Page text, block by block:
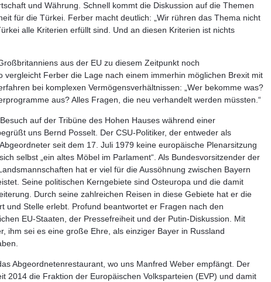
und Währung. Schnell kommt die Diskussion auf die Themen
für die Türkei. Ferber macht deutlich: „Wir rühren das Thema nicht
alle Kriterien erfüllt sind. Und an diesen Kriterien ist nichts
aus der EU zu diesem Zeitpunkt noch
vergleicht Ferber die Lage nach einem immerhin möglichen Brexit mit
bei komplexen Vermögensverhältnissen: „Wer bekomme was?
aus? Alles Fragen, die neu verhandelt werden müssten.“
auf der Tribüne des Hohen Hauses während einer
uns Bernd Posselt. Der CSU-Politiker, der entweder als
seit dem 17. Juli 1979 keine europäische Plenarsitzung
selbst „ein altes Möbel im Parlament“. Als Bundesvorsitzender der
hat er viel für die Aussöhnung zwischen Bayern
Seine politischen Kerngebiete sind Osteuropa und die damit
Durch seine zahlreichen Reisen in diese Gebiete hat er die
und Stelle erlebt. Profund beantwortet er Fragen nach den
EU-Staaten, der Pressefreiheit und der Putin-Diskussion. Mit
ihm sei es eine große Ehre, als einziger Bayer in Russland
Abgeordnetenrestaurant, wo uns Manfred Weber empfängt. Der
2014 die Fraktion der Europäischen Volksparteien (EVP) und damit